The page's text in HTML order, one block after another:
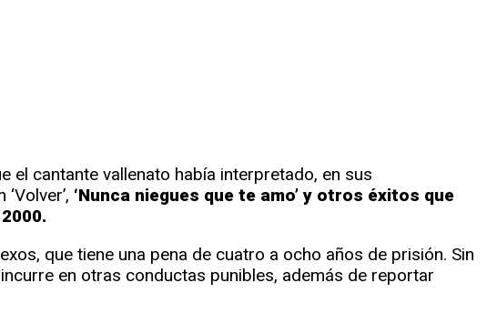
el cantante vallenato había interpretado, en sus
‘Nunca niegues que te amo’ y otros éxitos que
que tiene una pena de cuatro a ocho años de prisión. Sin
en otras conductas punibles, además de reportar